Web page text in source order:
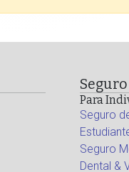
Seguro
Para
Seguro
Seguro
Dental &